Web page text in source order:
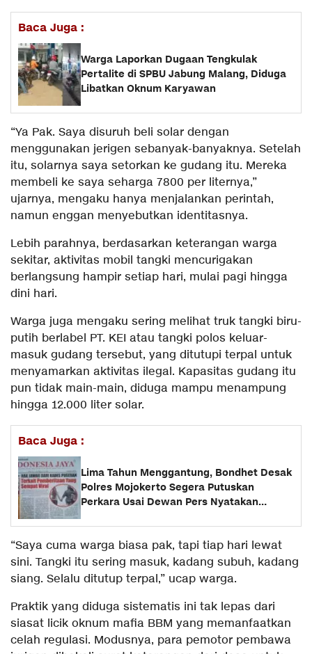
Baca Juga :
Warga Laporkan Dugaan Tengkulak
Pertalite di SPBU Jabung Malang, Diduga
Libatkan Oknum Karyawan
“Ya Pak. Saya disuruh beli solar dengan
menggunakan jerigen sebanyak-banyaknya. Setelah
itu, solarnya saya setorkan ke gudang itu. Mereka
membeli ke saya seharga 7800 per liternya,”
ujarnya, mengaku hanya menjalankan perintah,
namun enggan menyebutkan identitasnya.
Lebih parahnya, berdasarkan keterangan warga
sekitar, aktivitas mobil tangki mencurigakan
berlangsung hampir setiap hari, mulai pagi hingga
dini hari.
Warga juga mengaku sering melihat truk tangki biru-
putih berlabel PT. KEI atau tangki polos keluar-
masuk gudang tersebut, yang ditutupi terpal untuk
menyamarkan aktivitas ilegal. Kapasitas gudang itu
pun tidak main-main, diduga mampu menampung
hingga 12.000 liter solar.
Baca Juga :
Lima Tahun Menggantung, Bondhet Desak
Polres Mojokerto Segera Putuskan
Perkara Usai Dewan Pers Nyatakan
“Saya cuma warga biasa pak, tapi tiap hari lewat
sini. Tangki itu sering masuk, kadang subuh, kadang
siang. Selalu ditutup terpal,” ucap warga.
Praktik yang diduga sistematis ini tak lepas dari
siasat licik oknum mafia BBM yang memanfaatkan
celah regulasi. Modusnya, para pemotor pembawa